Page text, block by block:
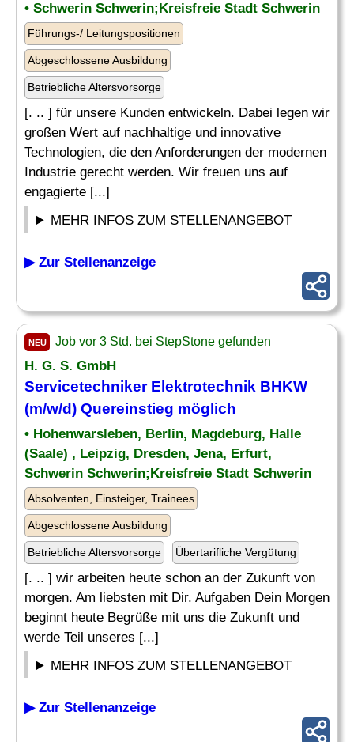
• Schwerin Schwerin;Kreisfreie Stadt Schwerin
Führungs-/ Leitungspositionen
Abgeschlossene Ausbildung
Betriebliche Altersvorsorge
[. .. ] für unsere Kunden entwickeln. Dabei legen wir
großen Wert auf nachhaltige und innovative
Technologien, die den Anforderungen der modernen
Industrie gerecht werden. Wir freuen uns auf
engagierte [...]
MEHR INFOS ZUM STELLENANGEBOT
▶ Zur Stellenanzeige
NEU Job vor 3 Std. bei StepStone gefunden
H. G. S. GmbH
Servicetechniker Elektrotechnik BHKW
(m/w/d) Quereinstieg möglich
• Hohenwarsleben, Berlin, Magdeburg, Halle
(Saale) , Leipzig, Dresden, Jena, Erfurt,
Schwerin Schwerin;Kreisfreie Stadt Schwerin
Absolventen, Einsteiger, Trainees
Abgeschlossene Ausbildung
Betriebliche Altersvorsorge Übertarifliche Vergütung
[. .. ] wir arbeiten heute schon an der Zukunft von
morgen. Am liebsten mit Dir. Aufgaben Dein Morgen
beginnt heute Begrüße mit uns die Zukunft und
werde Teil unseres [...]
MEHR INFOS ZUM STELLENANGEBOT
▶ Zur Stellenanzeige